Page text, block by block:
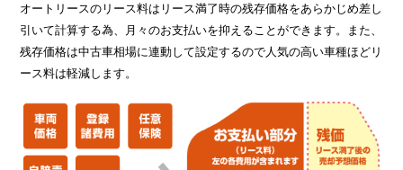
オートリースのリース料はリース満了時の残存価格をあらかじめ差し
引いて計算する為、月々のお支払いを抑えることができます。また、
残存価格は中古車相場に連動して設定するので人気の高い車種ほどリ
ース料は軽減します。